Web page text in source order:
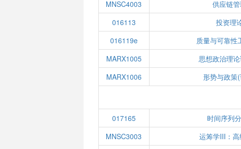
MNSC4003
供应链
016113
投资理
016119e
质量与可靠性
MARX1005
思想政治理
MARX1006
形势与政策
017165 时间序列
MNSC3003
运筹学III：